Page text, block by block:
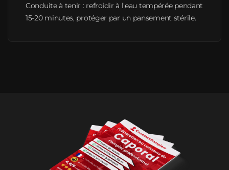
Conduite à tenir : refroidir à l'eau tempérée pendant
15-20 minutes, protéger par un pansement stérile.